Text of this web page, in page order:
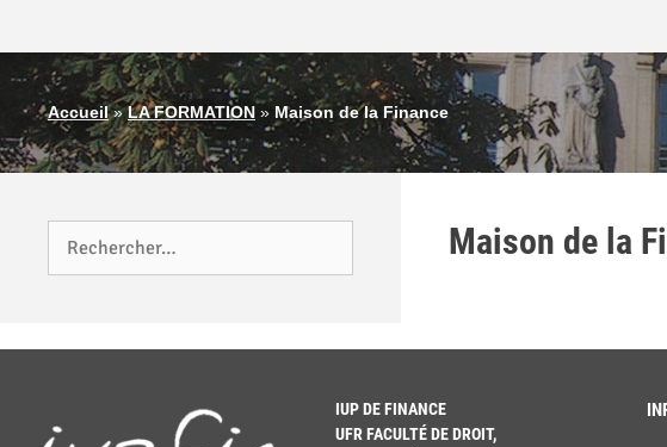
Accueil»LA FORMATION » Maison de la Finance
Maison de la
IUP DE FINANCE
UFR FACULTÉ DE DROIT,